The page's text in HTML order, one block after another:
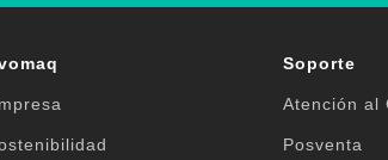
Soporte
Atención al
Posventa